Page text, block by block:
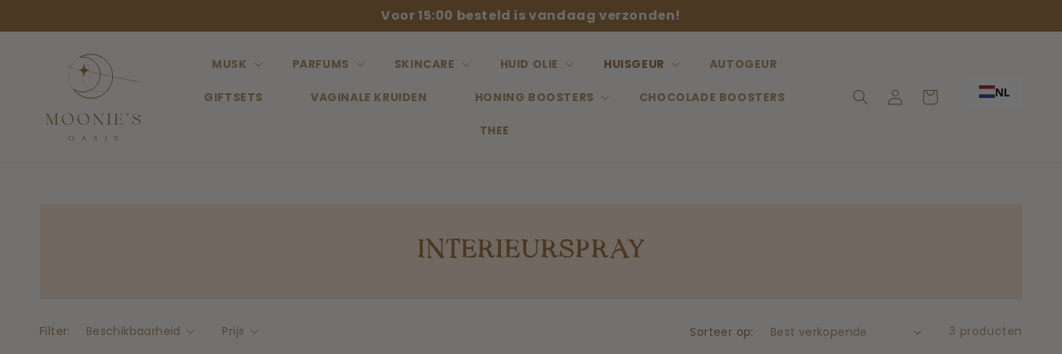
content
Voor 15:00 besteld is vandaag verzonden!
MUSK PARFUMS SKINCARE HUID OLIE HUISGEUR AUTOGEUR
GIFTSETS VAGINALE KRUIDEN HONING BOOSTERS CHOCOLADE BOOSTERS
THEE
Inloggen
Winkelwagen NL
COLLECTIE:
INTERIEURSPRAY
Filter: Beschikbaarheid Prijs Sorteer op: 3 producten